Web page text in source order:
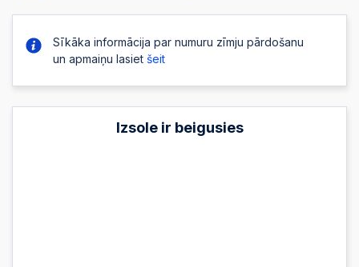
Sīkāka informācija par numuru zīmju pārdošanu
un apmaiņu lasiet šeit
Izsole ir beigusies